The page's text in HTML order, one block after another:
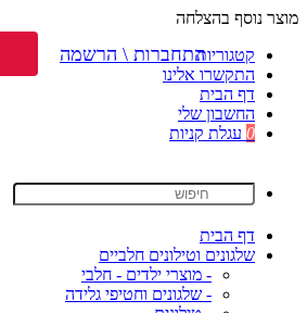
מוצר נוסף בהצלחה
קטגוריות
התקשרו אלינו
דף הבית
החשבון שלי
0 עגלת קניות
דף הבית
שלגונים וטילונים חלביים
- מוצרי ילדים - חלבי
- שלגונים וחטיפי גלידה
התחברות \ הרשמה